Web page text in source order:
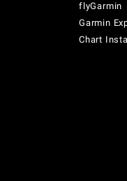
flyGarmin
Garmin
Chart